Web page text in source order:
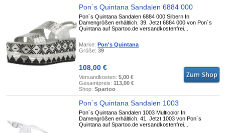
Pon´s Quintana Sandalen 6884 000
Pon´s Quintana Sandalen 6884 000 Silbern In
Damengrößen erhältlich. 39. Jetzt 6884 000 von Pon´s
Quintana auf Spartoo.de versandkostenfrei...
Marke:Pon's Quintana
Größe:39
108,00 €
Versandkosten:5,00 €
Gesamtpreis:113,00 €
Shop:Spartoo
Pon´s Quintana Sandalen 1003
Pon´s Quintana Sandalen 1003 Multicolor In
Damengrößen erhältlich. 41. Jetzt 1003 von Pon´s
Quintana auf Spartoo.de versandkostenfrei...